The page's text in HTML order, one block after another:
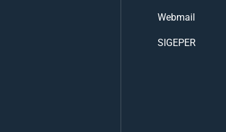
Webmail
SIGEPER